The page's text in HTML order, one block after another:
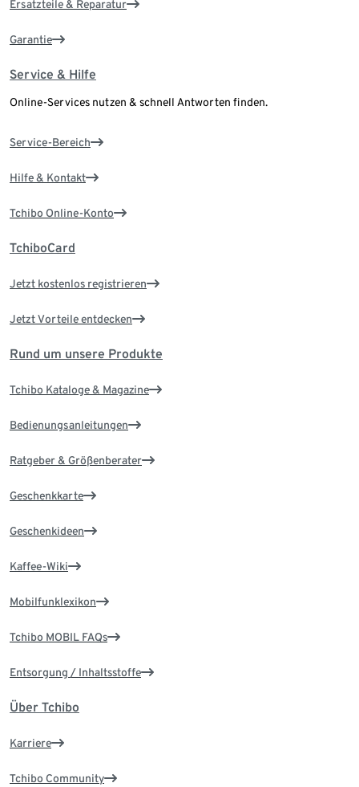
Ersatzteile & Reparatur
Garantie
Service & Hilfe
Online-Services nutzen & schnell Antworten finden.
Service-Bereich
Hilfe & Kontakt
Tchibo Online-Konto
TchiboCard
Jetzt kostenlos registrieren
Jetzt Vorteile entdecken
Rund um unsere Produkte
Tchibo Kataloge & Magazine
Bedienungsanleitungen
Ratgeber & Größenberater
Geschenkkarte
Geschenkideen
Kaffee-Wiki
Mobilfunklexikon
Tchibo MOBIL FAQs
Entsorgung / Inhaltsstoffe
Über Tchibo
Karriere
Tchibo Community